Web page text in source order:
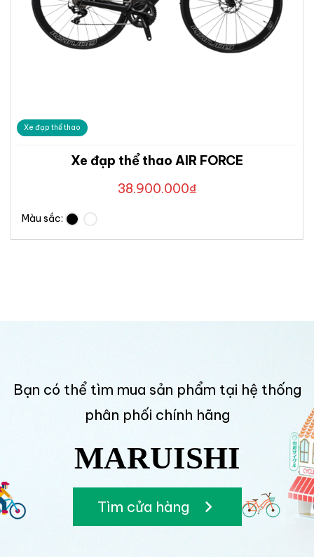
Xe đạp thể thao
Xe đạp thể thao AIR FORCE
38.900.000₫
Màu sắc:
Bạn có thể tìm mua sản phẩm tại hệ thống
phân phối chính hãng
MARUISHI
Tìm cửa hàng